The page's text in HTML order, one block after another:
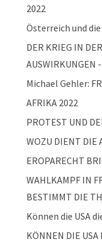
2022
Österreich und
DER KRIEG IN
AUSWIRKUNGEN
Michael Gehler:
AFRIKA 2022
PROTEST UND
WOZU DIENT DIE
EROPARECHT
WAHLKAMPF IN
BESTIMMT DIE
Können die USA
KÖNNEN DIE USA